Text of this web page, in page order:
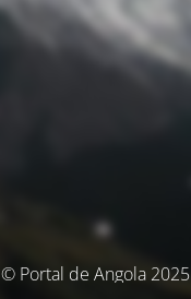
© Portal de Angola 2025